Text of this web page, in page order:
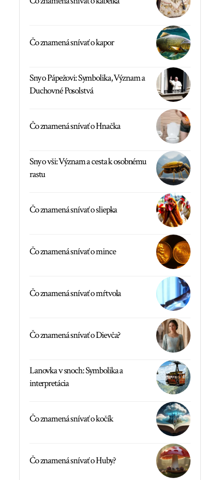
Čo znamená snívať o kapor
Sny o Pápežovi: Symbolika, Význam a
Duchovné Posolstvá
Čo znamená snívať o Hnačka
Sny o vši: Význam a cesta k osobnému
rastu
Čo znamená snívať o sliepka
Čo znamená snívať o mince
Čo znamená snívať o mŕtvola
Čo znamená snívať o Dievča?
Lanovka v snoch: Symbolika a
interpretácia
Čo znamená snívať o kočík
Čo znamená snívať o Huby?